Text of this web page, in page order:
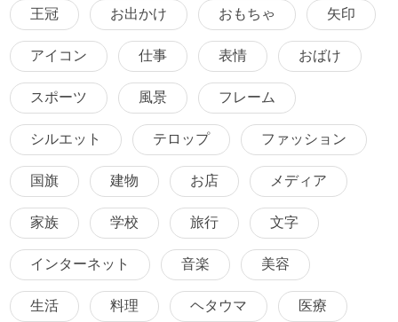
王冠 お出かけ おもちゃ 矢印
アイコン 仕事 表情 おばけ
スポーツ 風景 フレーム
シルエット テロップ ファッション
国旗 建物 お店 メディア
家族 学校 旅行 文字
インターネット 音楽 美容
生活 料理 ヘタウマ 医療